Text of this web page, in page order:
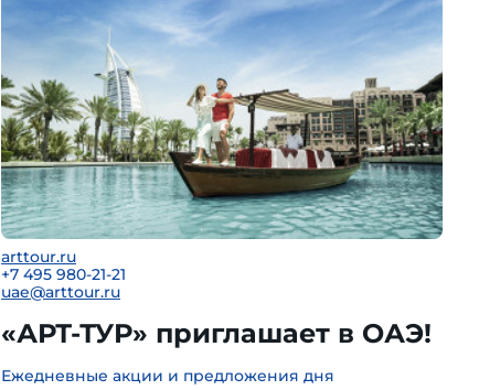
arttour.ru
+7 495 980-21-21
uae@arttour.ru
«АРТ-ТУР» приглашает в ОАЭ!
Ежедневные акции и предложения дня